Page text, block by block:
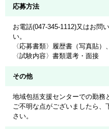
応募方法
お電話(047-345-1112)又はお問
い。
〈応募書類〉履歴書（写真貼
〈試験内容〉書類選考・面接
その他
地域包括支援センターでの勤務
ご不明な点がございましたら
さい。